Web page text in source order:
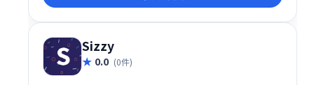
Sizzy
0.0 (0件)